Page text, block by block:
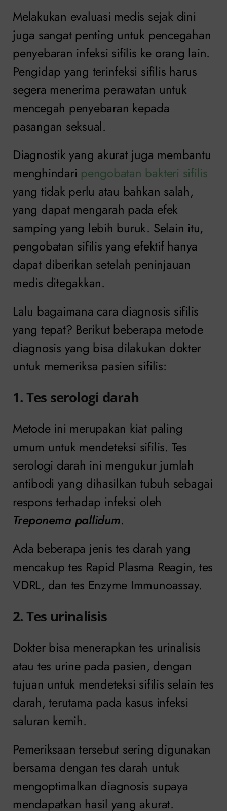
Melakukan evaluasi medis sejak dini
juga sangat penting untuk pencegahan
penyebaran infeksi sifilis ke orang lain.
Pengidap yang terinfeksi sifilis harus
segera menerima perawatan untuk
mencegah penyebaran kepada
pasangan seksual.
Diagnostik yang akurat juga membantu
menghindari pengobatan bakteri sifilis
yang tidak perlu atau bahkan salah,
yang dapat mengarah pada efek
samping yang lebih buruk. Selain itu,
pengobatan sifilis yang efektif hanya
dapat diberikan setelah peninjauan
medis ditegakkan.
Lalu bagaimana cara diagnosis sifilis
yang tepat? Berikut beberapa metode
diagnosis yang bisa dilakukan dokter
untuk memeriksa pasien sifilis:
1. Tes serologi darah
Metode ini merupakan kiat paling
umum untuk mendeteksi sifilis. Tes
serologi darah ini mengukur jumlah
antibodi yang dihasilkan tubuh sebagai
respons terhadap infeksi oleh
Treponema pallidum.
Ada beberapa jenis tes darah yang
mencakup tes Rapid Plasma Reagin, tes
VDRL, dan tes Enzyme Immunoassay.
2. Tes urinalisis
Dokter bisa menerapkan tes urinalisis
atau tes urine pada pasien, dengan
tujuan untuk mendeteksi sifilis selain tes
darah, terutama pada kasus infeksi
saluran kemih.
Pemeriksaan tersebut sering digunakan
bersama dengan tes darah untuk
mengoptimalkan diagnosis supaya
mendapatkan hasil yang akurat.